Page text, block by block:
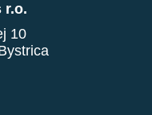
r.o.
10